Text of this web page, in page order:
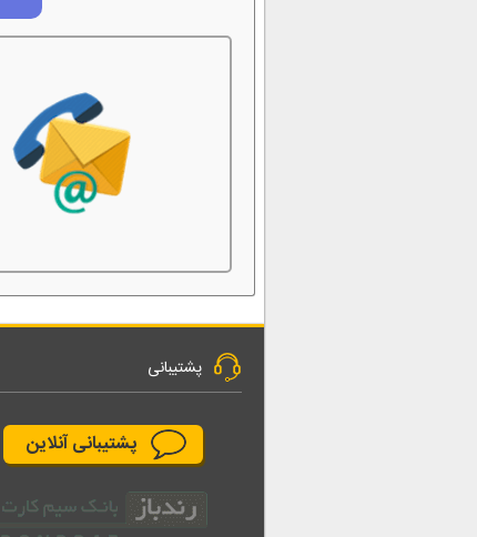
پشتیبانی
پشتیبانی آنلاین